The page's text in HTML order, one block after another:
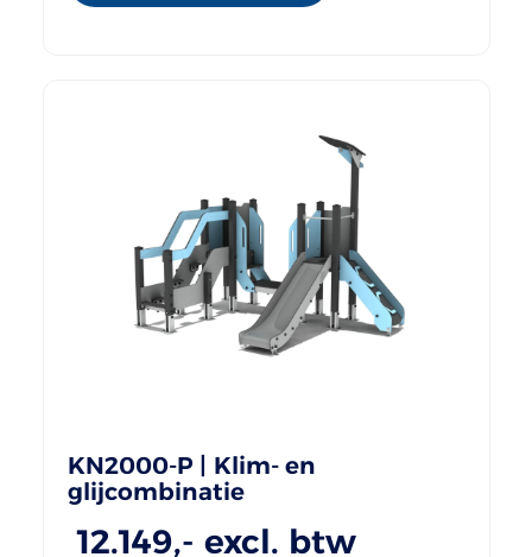
KN2000-P | Klim- en
glijcombinatie
12.149,- excl. btw